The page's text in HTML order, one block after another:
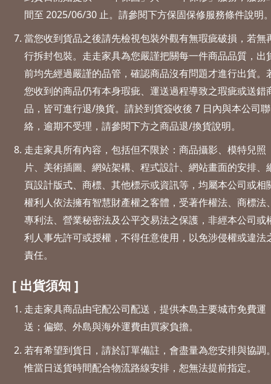
間至 2025/06/30 止。請參閱下方保固保修服務條件說明
當您收到貨品之後請先檢視包裝外觀有無瑕疵破損，若無
行拆封包裝。走走家具為您嚴謹把關每一件商品品質，出
前均先經過嚴謹的品管，確認商品沒有問題才進行出貨。
您收到的商品仍有本身瑕疵、運送過程導致之瑕疵或送錯
品，皆可進行退/換貨。請於到貨簽收後 7 日內與本公司聯
絡，逾期不受理，請參閱下方之商品退/換貨說明。
走走家具所有內容，包括但不限於：商品攝影、模特兒照
片、美術插圖、網站架構、程式設計、網站畫面的安排、
頁設計版式、商標、其他標示或資訊等，均屬本公司或相
權利人依法擁有智慧財產權之客體，受著作權法、商標法
專利法、營業秘密法及公平交易法之保護，非經本公司或
利人事先許可或授權，不得任意使用，以免涉侵權或違法
責任。
[ 出貨須知 ]
走走家具商品由宅配公司配送，提供本島主要城市免費運
送；偏鄉、外島與海外運費由買家負擔。
若有希望到貨日，請於訂單備註，會盡量為您安排與協調
惟當日送貨時間配合物流路線安排，恕無法提前指定。